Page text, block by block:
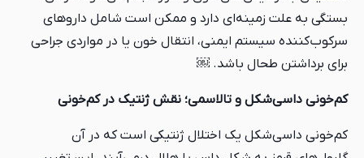
بستگی به علت زمینه‌ای دارد و ممکن است شامل داروهای
سرکوب‌کننده سیستم ایمنی، انتقال خون یا در مواردی جراحی
برای برداشتن طحال باشد. ￼
کم‌خونی داسی‌شکل و تالاسمی؛ نقش ژنتیک در کم‌خونی
کم‌خونی داسی‌شکل یک اختلال ژنتیکی است که در آن